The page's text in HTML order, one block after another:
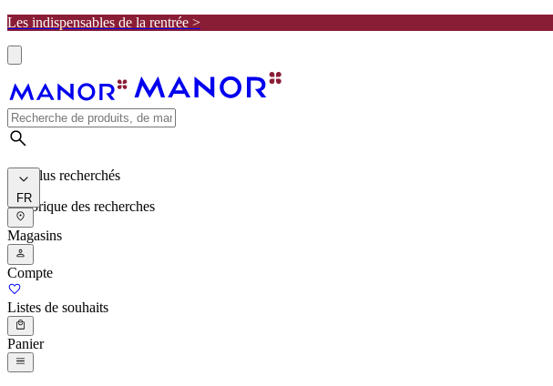
Les indispensables de la rentrée >
Les plus recherchés
Historique des recherches
FR
Magasins
Compte
Listes de souhaits
Panier